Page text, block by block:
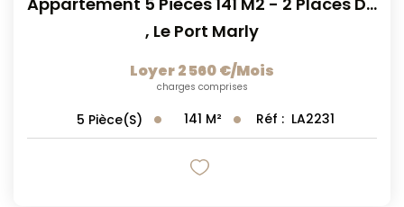
, Le Port Marly
Loyer 2 560 €/mois
charges comprises
5 Pièce(s) 141 M² Réf : LA2231